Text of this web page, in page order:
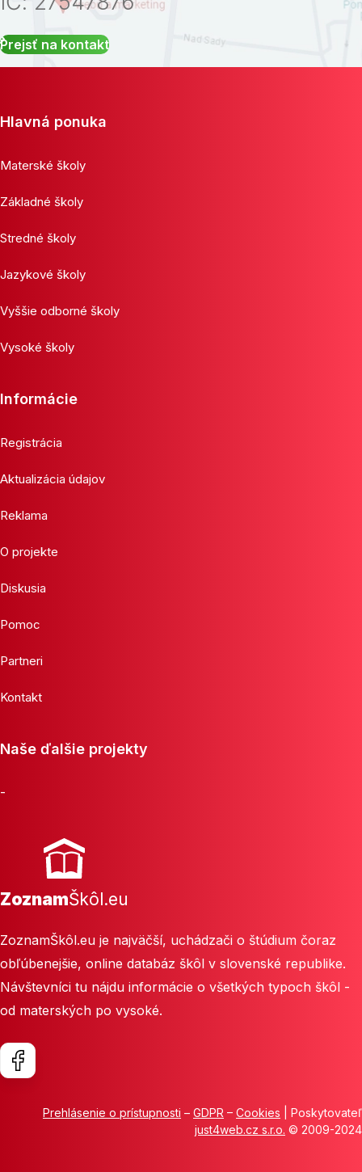
Prejsť na kontakt
Hlavná ponuka
Materské školy
Základné školy
Stredné školy
Jazykové školy
Vyššie odborné školy
Vysoké školy
Informácie
Registrácia
Aktualizácia údajov
Reklama
O projekte
Diskusia
Pomoc
Partneri
Kontakt
Naše ďalšie projekty
-
ZoznamŠkôl.eu
ZoznamŠkôl.eu je najväčší, uchádzači o štúdium čoraz
obľúbenejšie, online databáz škôl v slovenské republike.
Návštevníci tu nájdu informácie o všetkých typoch škôl -
od materských po vysoké.
Prehlásenie o prístupnosti – GDPR – Cookies | Poskytovateľ
just4web.cz s.r.o. © 2009-2024